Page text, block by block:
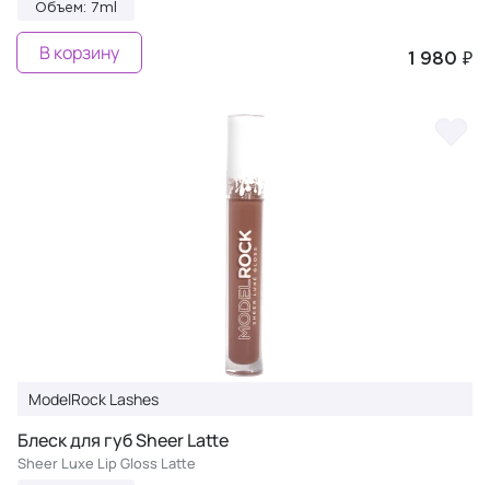
Объем: 7ml
1 980 ₽
В корзину
ModelRock Lashes
Блеск для губ Sheer Latte
Sheer Luxe Lip Gloss Latte